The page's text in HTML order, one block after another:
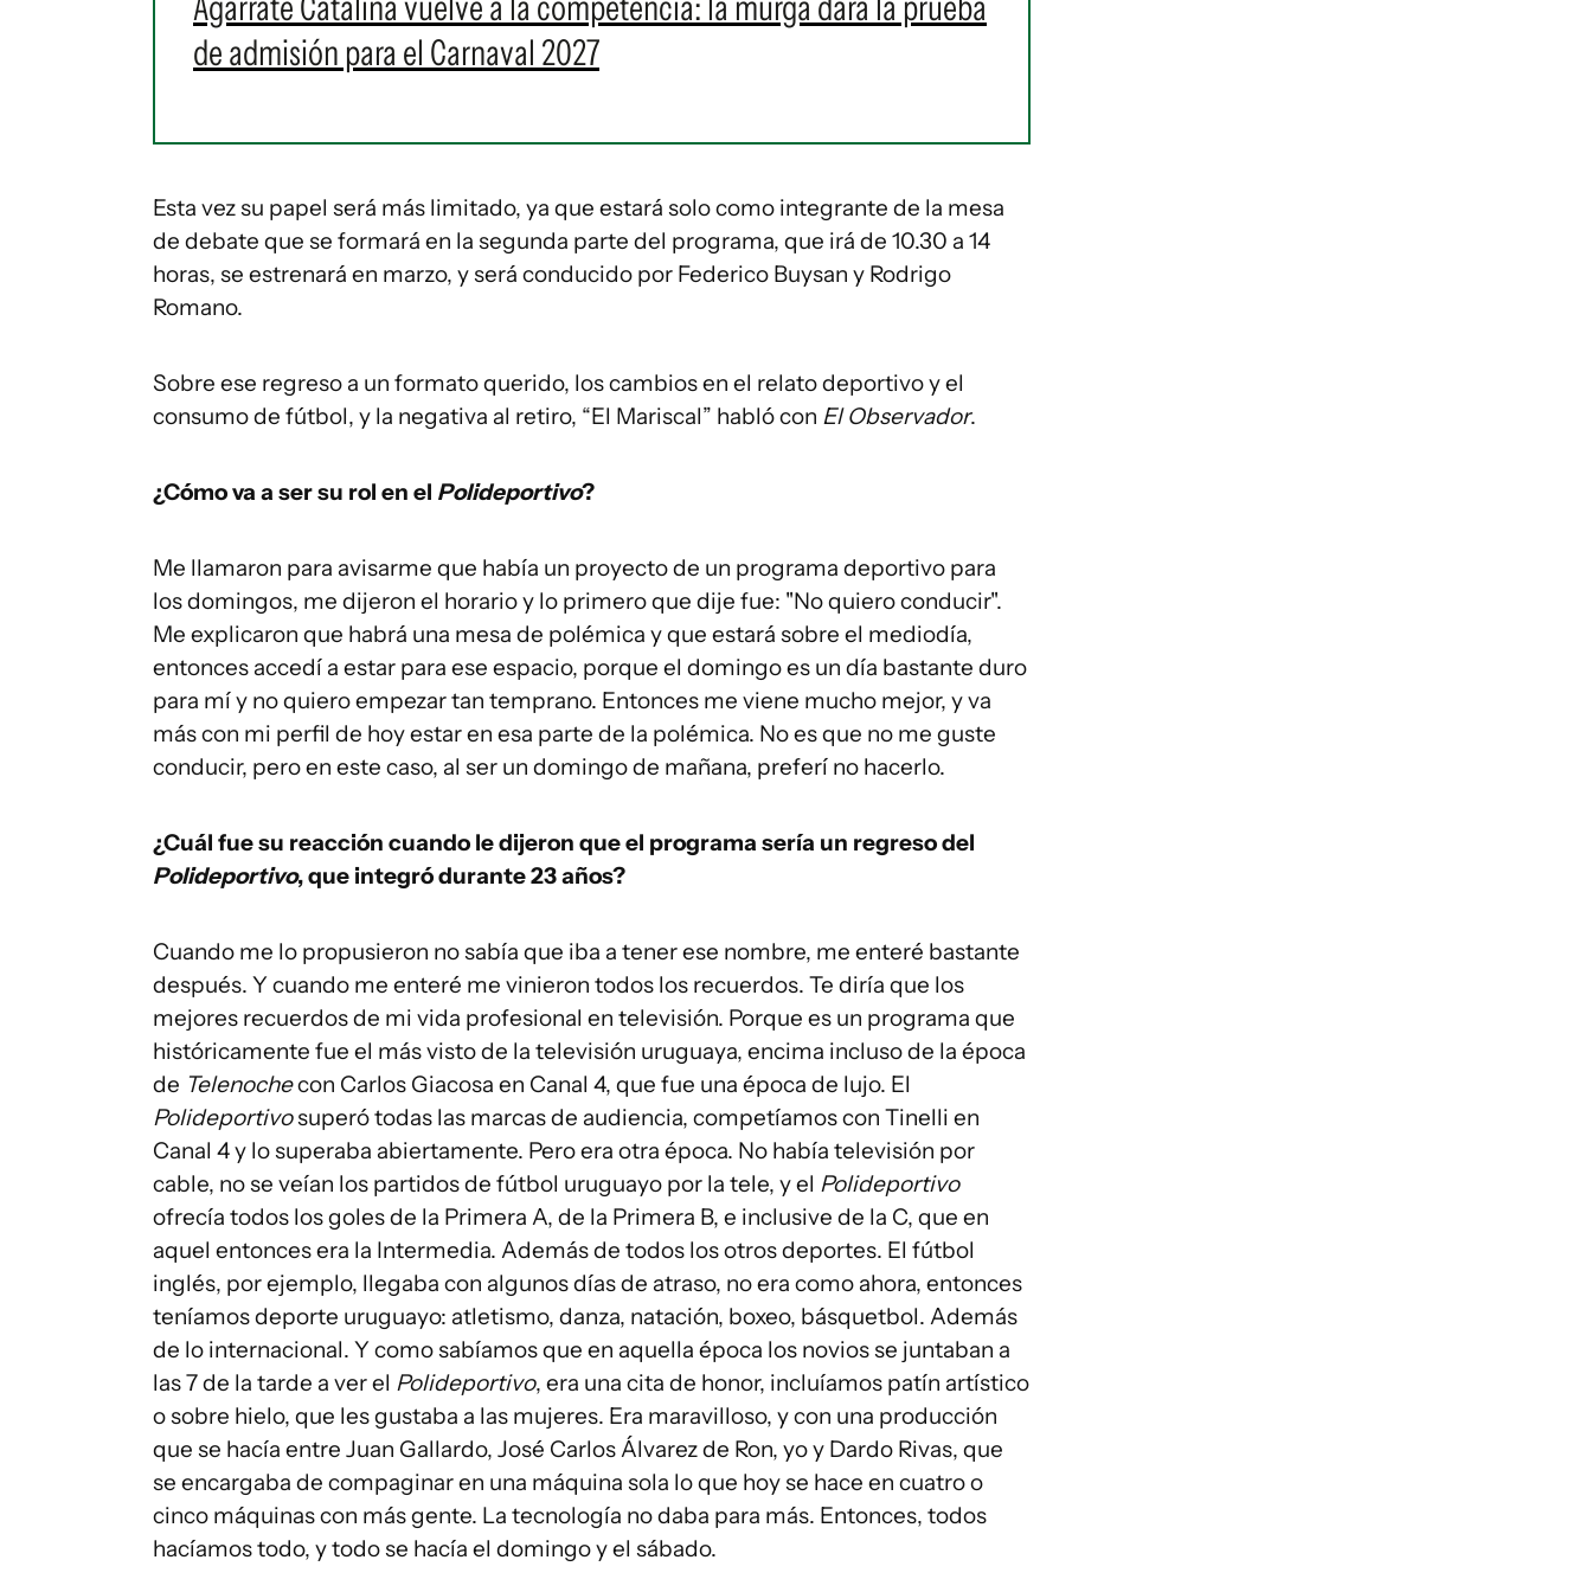
de admisión para el Carnaval 2027
Esta vez su papel será más limitado, ya que estará solo como integrante de la mesa
de debate que se formará en la segunda parte del programa, que irá de 10.30 a 14
horas, se estrenará en marzo, y será conducido por Federico Buysan y Rodrigo
Romano.
Sobre ese regreso a un formato querido, los cambios en el relato deportivo y el
consumo de fútbol, y la negativa al retiro, “El Mariscal” habló con El Observador.
¿Cómo va a ser su rol en el Polideportivo?
Me llamaron para avisarme que había un proyecto de un programa deportivo para
los domingos, me dijeron el horario y lo primero que dije fue: "No quiero conducir".
Me explicaron que habrá una mesa de polémica y que estará sobre el mediodía,
entonces accedí a estar para ese espacio, porque el domingo es un día bastante duro
para mí y no quiero empezar tan temprano. Entonces me viene mucho mejor, y va
más con mi perfil de hoy estar en esa parte de la polémica. No es que no me guste
conducir, pero en este caso, al ser un domingo de mañana, preferí no hacerlo.
¿Cuál fue su reacción cuando le dijeron que el programa sería un regreso del
Polideportivo, que integró durante 23 años?
Cuando me lo propusieron no sabía que iba a tener ese nombre, me enteré bastante
después. Y cuando me enteré me vinieron todos los recuerdos. Te diría que los
mejores recuerdos de mi vida profesional en televisión. Porque es un programa que
históricamente fue el más visto de la televisión uruguaya, encima incluso de la época
de Telenochecon Carlos Giacosa en Canal 4, que fue una época de lujo. El
Polideportivosuperó todas las marcas de audiencia, competíamos con Tinelli en
Canal 4 y lo superaba abiertamente. Pero era otra época. No había televisión por
cable, no se veían los partidos de fútbol uruguayo por la tele, y el Polideportivo
ofrecía todos los goles de la Primera A, de la Primera B, e inclusive de la C, que en
aquel entonces era la Intermedia. Además de todos los otros deportes. El fútbol
inglés, por ejemplo, llegaba con algunos días de atraso, no era como ahora, entonces
teníamos deporte uruguayo: atletismo, danza, natación, boxeo, básquetbol. Además
de lo internacional. Y como sabíamos que en aquella época los novios se juntaban a
las 7 de la tarde a ver el Polideportivo, era una cita de honor, incluíamos patín artístico
o sobre hielo, que les gustaba a las mujeres. Era maravilloso, y con una producción
que se hacía entre Juan Gallardo, José Carlos Álvarez de Ron, yo y Dardo Rivas, que
se encargaba de compaginar en una máquina sola lo que hoy se hace en cuatro o
cinco máquinas con más gente. La tecnología no daba para más. Entonces, todos
hacíamos todo, y todo se hacía el domingo y el sábado.